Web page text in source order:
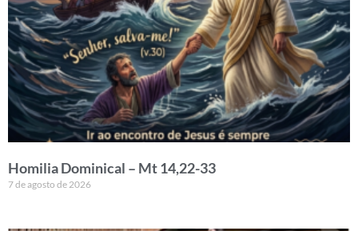
Homilia Dominical – Mt 14,22-33
7 de agosto de 2026